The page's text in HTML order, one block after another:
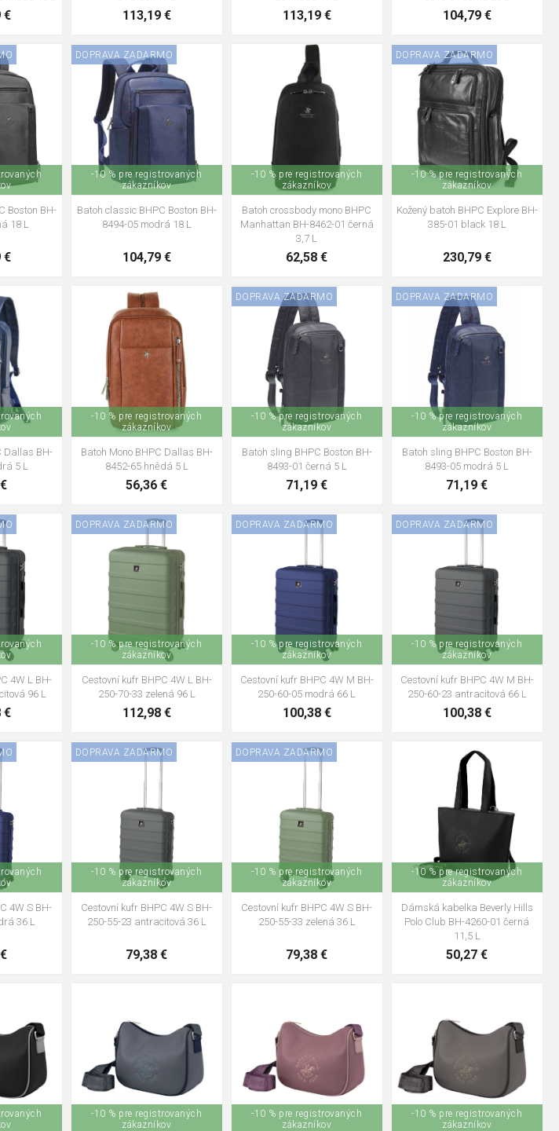
€ 113,19 € 113,19 € 104,79 €
Boston BH-
18 L
€
DOPRAVA ZADARMO
-10 % pre registrovaných
zákazníkov
Batoh classic BHPC Boston BH-
8494-05 modrá 18 L
104,79 €
-10 % pre registrovaných
zákazníkov
Batoh crossbody mono BHPC
Manhattan BH-8462-01 černá
3,7 L
62,58 €
DOPRAVA ZADARMO
-10 % pre registrovaných
zákazníkov
Kožený batoh BHPC Explore BH-
385-01 black 18 L
230,79 €
Dallas BH-
5 L
-10 % pre registrovaných
zákazníkov
Batoh Mono BHPC Dallas BH-
8452-65 hnědá 5 L
56,36 €
DOPRAVA ZADARMO
-10 % pre registrovaných
zákazníkov
Batoh sling BHPC Boston BH-
8493-01 černá 5 L
71,19 €
DOPRAVA ZADARMO
-10 % pre registrovaných
zákazníkov
Batoh sling BHPC Boston BH-
8493-05 modrá 5 L
71,19 €
4W L BH-
96 L
€
DOPRAVA ZADARMO
-10 % pre registrovaných
zákazníkov
Cestovní kufr BHPC 4W L BH-
250-70-33 zelená 96 L
112,98 €
DOPRAVA ZADARMO
-10 % pre registrovaných
zákazníkov
Cestovní kufr BHPC 4W M BH-
250-60-05 modrá 66 L
100,38 €
DOPRAVA ZADARMO
-10 % pre registrovaných
zákazníkov
Cestovní kufr BHPC 4W M BH-
250-60-23 antracitová 66 L
100,38 €
4W S BH-
36 L
DOPRAVA ZADARMO
-10 % pre registrovaných
zákazníkov
Cestovní kufr BHPC 4W S BH-
250-55-23 antracitová 36 L
79,38 €
DOPRAVA ZADARMO
-10 % pre registrovaných
zákazníkov
Cestovní kufr BHPC 4W S BH-
250-55-33 zelená 36 L
79,38 €
-10 % pre registrovaných
zákazníkov
Dámská kabelka Beverly Hills
Polo Club BH-4260-01 černá
11,5 L
50,27 €
-10 % pre registrovaných
zákazníkov
-10 % pre registrovaných
zákazníkov
-10 % pre registrovaných
zákazníkov